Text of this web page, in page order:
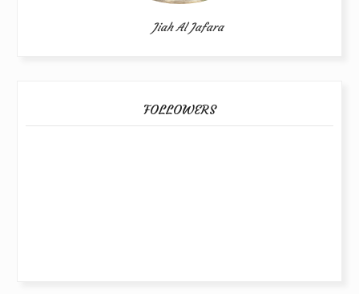
Jiah Al Jafara
FOLLOWERS